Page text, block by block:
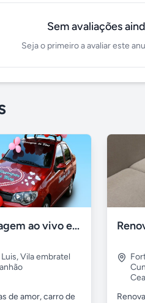
Sem avaliações
Seja o primeiro a avaliar este
Mensagem ao vivo em carro de som
,Vila embratel
de amor, carro de